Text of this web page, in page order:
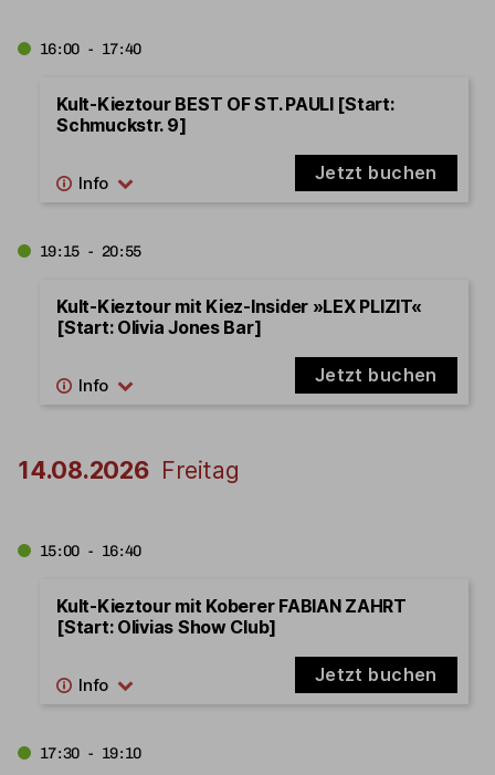
16:00 - 17:40
Kult-Kieztour BEST OF ST. PAULI [Start:
Schmuckstr. 9]
Jetzt buchen
19:15 - 20:55
Kult-Kieztour mit Kiez-Insider »LEX PLIZIT«
[Start: Olivia Jones Bar]
Jetzt buchen
14.08.2026 Freitag
15:00 - 16:40
Kult-Kieztour mit Koberer FABIAN ZAHRT
[Start: Olivias Show Club]
Jetzt buchen
17:30 - 19:10